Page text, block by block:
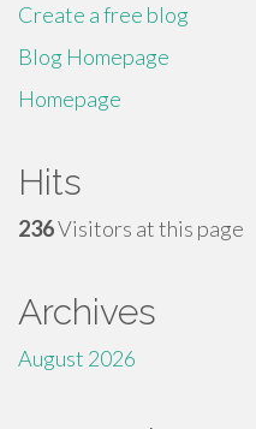
Create a free blog
Blog Homepage
Homepage
Hits
236Visitors at this page
Archives
August 2026